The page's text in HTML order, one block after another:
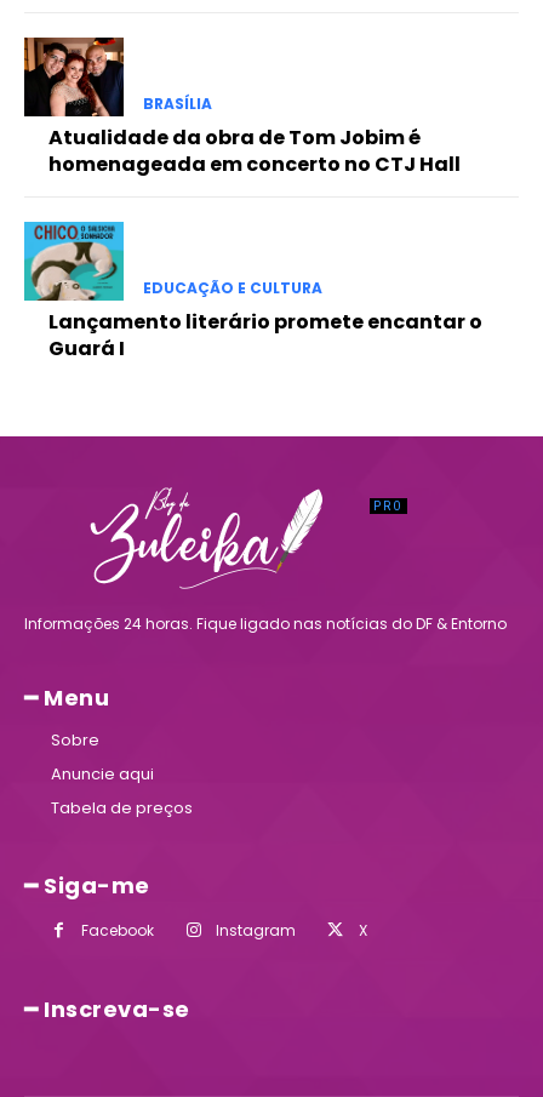
Ut mollis pellentesque tortor
Nullam eu erat condimentum
Donec quis est ac felis
Orci varius natoque dolor
BRASÍLIA
Atualidade da obra de Tom Jobim é
homenageada em concerto no CTJ Hall
EDUCAÇÃO E CULTURA
Lançamento literário promete encantar o
Guará I
Informações 24 horas. Fique ligado nas notícias do DF & Entorno
━ Menu
Sobre
Anuncie aqui
Tabela de preços
━ Siga-me
Facebook Instagram X
━ Inscreva-se